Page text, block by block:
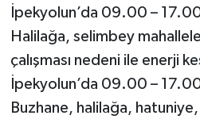
İpekyolun’da 09.00 –
Halilağa, selimbey
çalışması nedeni ile enerji
İpekyolun’da 09.00 –
Buzhane, halilağa, hatuniye,